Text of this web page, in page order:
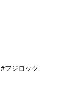
#フジロック